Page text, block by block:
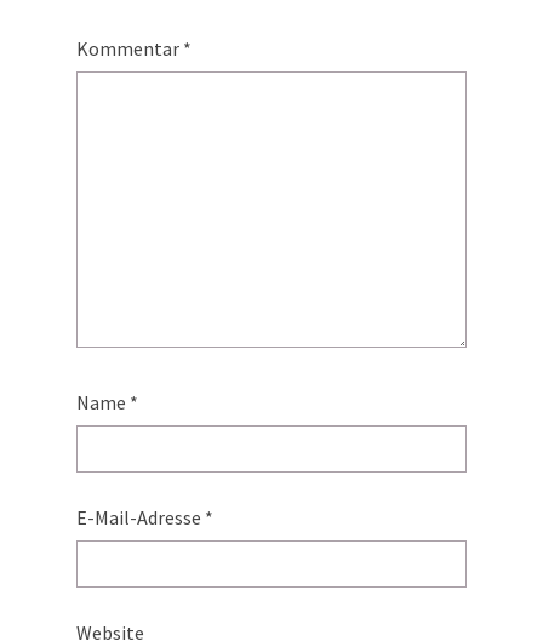
Kommentar *
Name *
E-Mail-Adresse *
Website